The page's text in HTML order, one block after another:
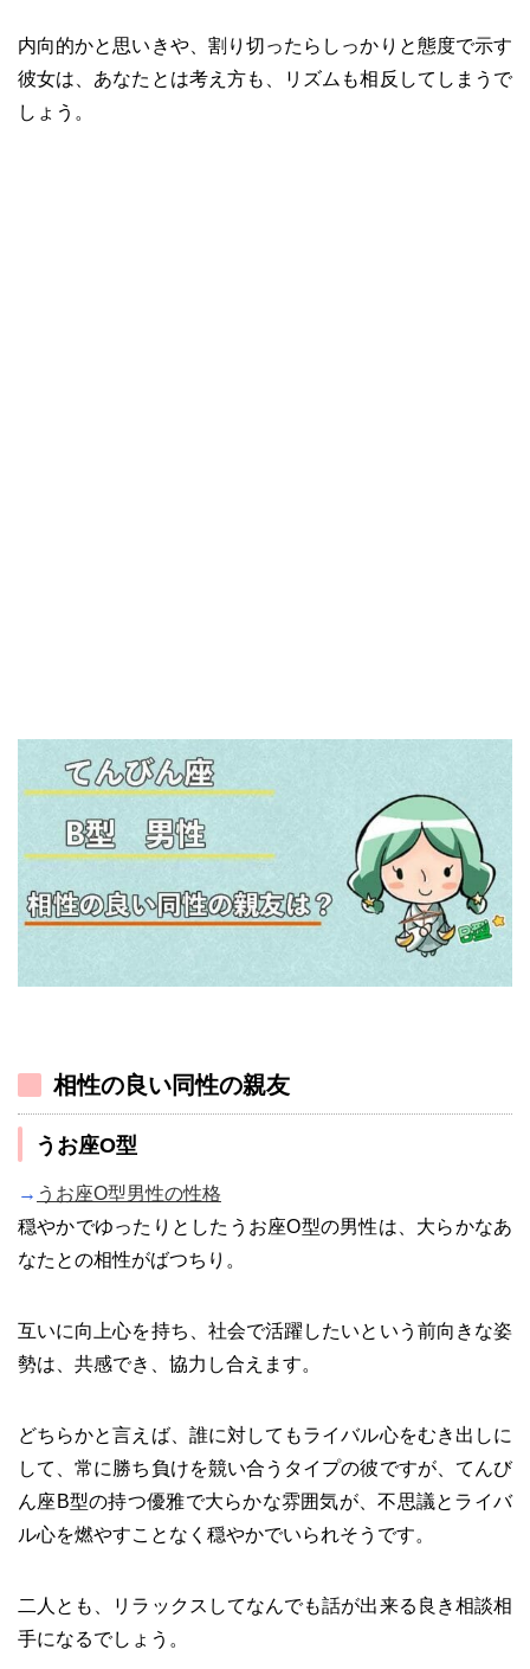
内向的かと思いきや、割り切ったらしっかりと態度で示す
彼女は、あなたとは考え方も、リズムも相反してしまうで
しょう。
相性の良い同性の親友
うお座O型
→ うお座O型男性の性格
穏やかでゆったりとしたうお座O型の男性は、大らかなあ
なたとの相性がばつちり。
互いに向上心を持ち、社会で活躍したいという前向きな姿
勢は、共感でき、協力し合えます。
どちらかと言えば、誰に対してもライバル心をむき出しに
して、常に勝ち負けを競い合うタイプの彼ですが、てんび
ん座B型の持つ優雅で大らかな雰囲気が、不思議とライバ
ル心を燃やすことなく穏やかでいられそうです。
二人とも、リラックスしてなんでも話が出来る良き相談相
手になるでしょう。